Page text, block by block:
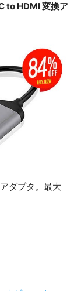
to HDMI 変換ア
ダプタ。最大